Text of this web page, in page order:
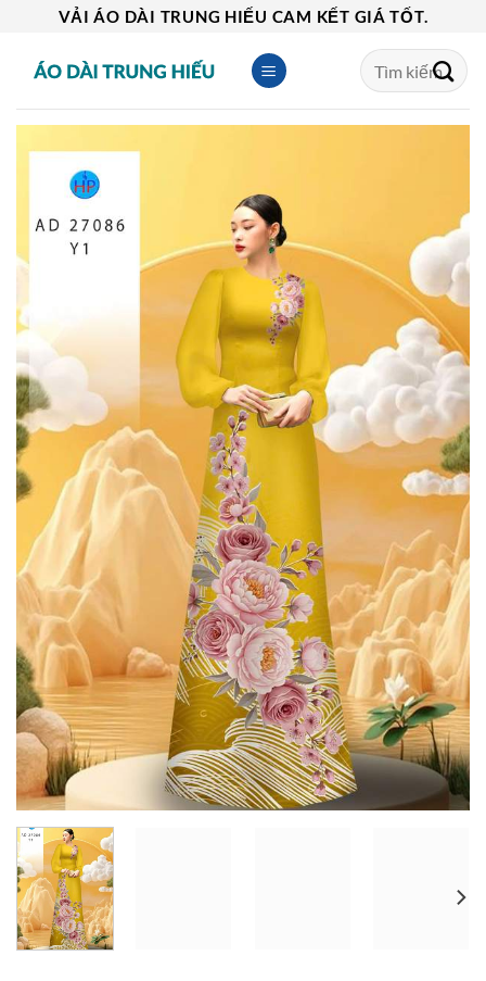
content
VẢI ÁO DÀI TRUNG HIẾU CAM KẾT GIÁ TỐT.
Tìm
kiếm: